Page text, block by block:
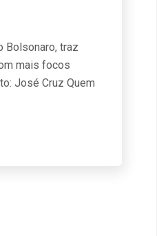
Bolsonaro, traz
mais focos
José Cruz Quem